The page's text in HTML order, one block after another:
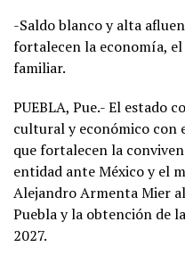
-Saldo blanco y alta
fortalecen la economía,
familiar.
PUEBLA, Pue.- El estado
cultural y económico con
que fortalecen la
entidad ante México y el
Alejandro Armenta Mier
Puebla y la obtención de
2027.